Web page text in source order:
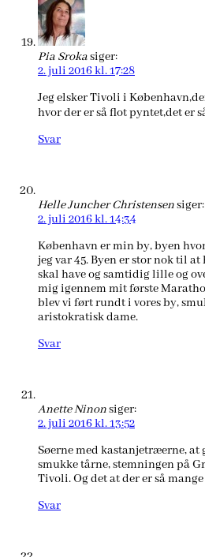
Pia Srokasiger:
2. juli 2016 kl. 17:28
Jeg elsker Tivoli i
hvor der er så flot pyntet,det er
Svar
Helle Juncher Christensensiger:
2. juli 2016 kl. 14:34
København er min by, byen
jeg var 45. Byen er stor nok til
skal have og samtidig lille og
mig igennem mit første
blev vi ført rundt i vores by,
aristokratisk dame.
Svar
Anette Ninonsiger:
2. juli 2016 kl. 13:52
Søerne med kastanjetræerne, at
smukke tårne, stemningen på
Tivoli. Og det at der er så
Svar